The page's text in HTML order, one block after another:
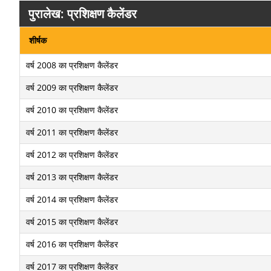
पुरालेख: प्रशिक्षण कैलेंडर
शीर्षक
वर्ष 2008 का प्रशिक्षण कैलेंडर
वर्ष 2009 का प्रशिक्षण कैलेंडर
वर्ष 2010 का प्रशिक्षण कैलेंडर
वर्ष 2011 का प्रशिक्षण कैलेंडर
वर्ष 2012 का प्रशिक्षण कैलेंडर
वर्ष 2013 का प्रशिक्षण कैलेंडर
वर्ष 2014 का प्रशिक्षण कैलेंडर
वर्ष 2015 का प्रशिक्षण कैलेंडर
वर्ष 2016 का प्रशिक्षण कैलेंडर
वर्ष 2017 का प्रशिक्षण कैलेंडर